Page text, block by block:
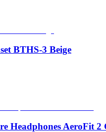
BTHS-3 Beige
Headphones AeroFit 2